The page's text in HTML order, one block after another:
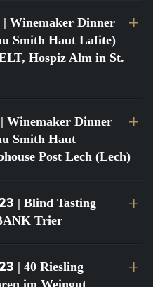
| Winemaker Dinner
Smith Haut Lafite)
Hospiz Alm in St.
| Winemaker Dinner
Smith Haut
Post Lech (Lech)
| Blind Tasting
Trier
| 40 Riesling